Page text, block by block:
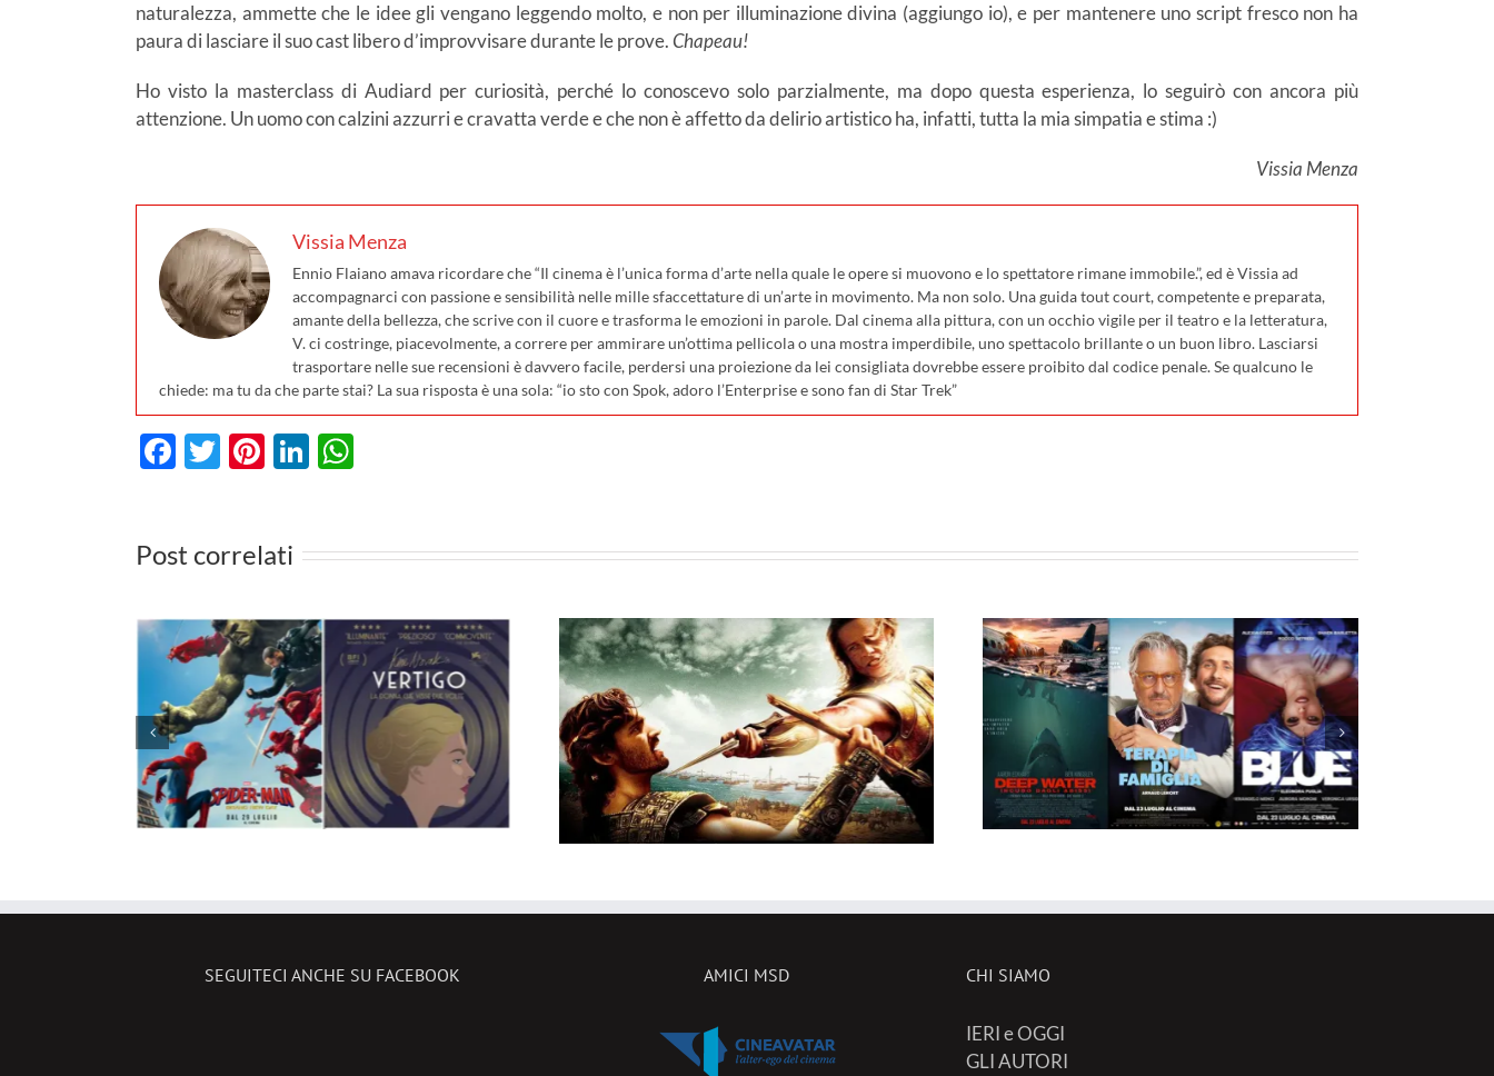
naturalezza, ammette che le idee gli vengano leggendo molto, e non per illuminazione divina (aggiungo io), e per mantenere uno script fresco non ha
paura di lasciare il suo cast libero d’improvvisare durante le prove.Chapeau!
Ho visto la masterclass di Audiard per curiosità, perché lo conoscevo solo parzialmente, ma dopo questa esperienza, lo seguirò con ancora più
attenzione. Un uomo con calzini azzurri e cravatta verde e che non è affetto da delirio artistico ha, infatti, tutta la mia simpatia e stima :)
Vissia Menza
Vissia Menza
Ennio Flaiano amava ricordare che “Il cinema è l’unica forma d’arte nella quale le opere si muovono e lo spettatore rimane immobile.”, ed è Vissia ad
accompagnarci con passione e sensibilità nelle mille sfaccettature di un’arte in movimento. Ma non solo. Una guida tout court, competente e preparata,
amante della bellezza, che scrive con il cuore e trasforma le emozioni in parole. Dal cinema alla pittura, con un occhio vigile per il teatro e la letteratura,
V. ci costringe, piacevolmente, a correre per ammirare un’ottima pellicola o una mostra imperdibile, uno spettacolo brillante o un buon libro. Lasciarsi
trasportare nelle sue recensioni è davvero facile, perdersi una proiezione da lei consigliata dovrebbe essere proibito dal codice penale. Se qualcuno le
chiede: ma tu da che parte stai? La sua risposta è una sola: “io sto con Spok, adoro l’Enterprise e sono fan di Star Trek”
Facebook
Twitter
Pinterest
LinkedIn
Post correlati
I film da vedere in TV dal
27 luglio al 2 agosto 2026
I film in uscita al cinema il
23 luglio: da Terapia di
Famiglia e Deep Water,
ecco le novità in sala!
SEGUITECI ANCHE SU FACEBOOK AMICI MSD CHI SIAMO
IERI e OGGI
GLI AUTORI